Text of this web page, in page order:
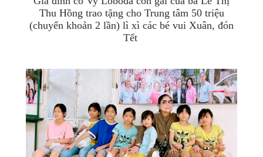
Thu Hồng trao tặng cho Trung tâm 50 triệu
(chuyển khoản 2 lần) lì xì các bé vui Xuân, đón
Tết